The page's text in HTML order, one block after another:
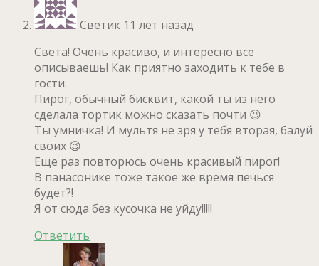
Светик 11 лет назад
Света! Очень красиво, и интересно все
описываешь! Как приятно заходить к тебе в
гости.
Пирог, обычный бисквит, какой ты из него
сделала тортик можно сказать почти 😉
Ты умничка! И мультя не зря у тебя вторая, балуй
своих 😉
Еще раз повторюсь очень красивый пирог!
В панасонике тоже такое же время печься
будет?!
Я от сюда без кусочка не уйду!!!!!
Ответить